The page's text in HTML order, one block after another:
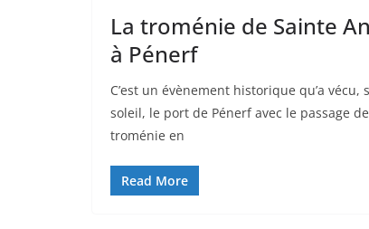
La troménie de Sainte
à Pénerf
C’est un évènement historique qu’a vécu,
soleil, le port de Pénerf avec le passage
troménie en
Read More